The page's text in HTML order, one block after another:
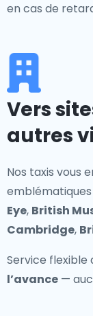
en cas de
Vers
autres
Nos taxis vous
emblématiques
Eye, British
Cambridge,
Service
l’avance —